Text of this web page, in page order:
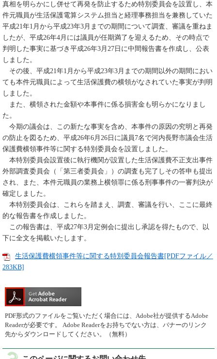
真相を明らかにし併せて再発を防止するため特別委員会を設置し、本
件元職員が生活保護電算システム担当と経理事務担当を兼務していた
平成21年1月から平成23年3月までの期間について調査、審議を重ねま
したが、平成26年4月には議員が任期満了を迎えるため、その時点で
判明した事実に基づき平成26年3月27日に中間報告書を作成し、公表
しました。
その後、平成21年1月から平成23年3月までの期間以外の期間におい
ても本件元職員によって生活保護費の横領がなされていた事実が判明
しました。
また、横領された金額や本事件に係る損害金も明らかになりまし
た。
今期の議会は、この新たな事実を含め、本事件の原因の究明と再発
の防止を図るため、平成26年6月26日に議員7名で河内長野市議会生活
保護費横領事件等に関する特別委員会を設置しました。
本特別委員会設置後に執行機関が設置した生活保護費不正支出事件
外部調査委員会（「第三者委員会」）の調査も完了しその答申も提出
され、また、本件元職員の業務上横領罪に係る刑事事件の一審判決が
確定しました。
本特別委員会は、これらを踏まえ、調査、審議を行い、ここに最終
的な報告書を作成しました。
この報告書は、平成27年3月定例会に提出し承認を得たもので、以
下に全文を掲載いたします。
生活保護費横領事件等に関する特別委員会報告書[PDFファイル／
283KB]
PDF形式のファイルをご覧いただく場合には、Adobe社が提供するAdobe
Readerが必要です。
Adobe Readerをお持ちでない方は、バナーのリンク
先からダウンロードしてください。（無料）